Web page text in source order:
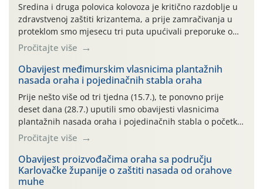
Sredina i druga polovica kolovoza je kritično razdoblje u
zdravstvenoj zaštiti krizantema, a prije zamračivanja u
proteklom smo mjesecu tri puta upućivali preporuke o
preventivnim mjerama zaštite krizantema od najčešćih
uzročnika bolesti, štetnika i fito-fagnih grinja (23.7., 14.7.,
06.7.)! Na početku ovog mjeseca je zabilježeno je
povijesno i ekstremno vruće meteorološko razdoblje, uz
najviše temperature […]
Pročitajte više
Obavijest međimurskim vlasnicima plantažnih
nasada oraha i pojedinačnih stabla oraha
Prije nešto više od tri tjedna (15.7.), te ponovno prije
deset dana (28.7.) uputili smo obavijesti vlasnicima
plantažnih nasada oraha i pojedinačnih stabla o početku
leta i ovogodišnjoj potrebi usmjerenog suzbijanja
orahove muhe (Rhagoletis completa)! Već dvanaest dana
traje drugi ovogodišnji “toplinski udar”, koji naročito
izražen zadnja šest dana (31.7.-05.8.), jer najviše
temperature zraka svakodnevno […]
Pročitajte više
Obavijest proizvođačima oraha sa području
Karlovačke županije o zaštiti nasada od orahove
muhe